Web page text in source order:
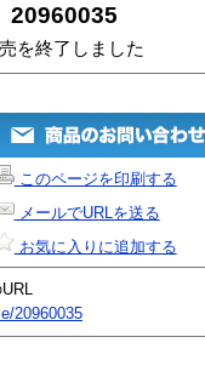
20960035
を終了しました
このページを印刷する
メールでURLを送る
お気に入りに追加する
20960035